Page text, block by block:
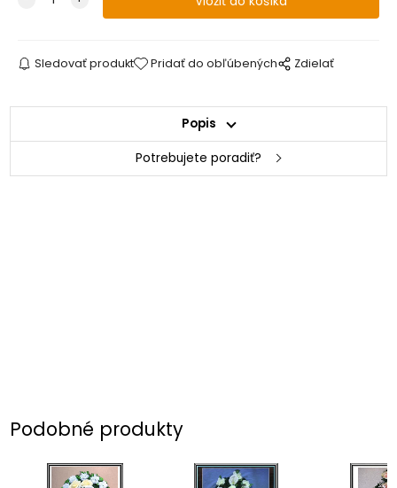
Sledovať produkt Pridať do obľúbených Zdielať
Popis
Potrebujete poradiť?
Podobné produkty